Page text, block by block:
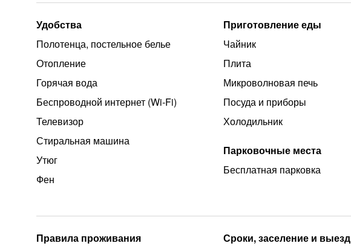
Удобства
Полотенца, постельное белье
Отопление
Горячая вода
Беспроводной интернет (Wi‑Fi)
Телевизор
Стиральная машина
Утюг
Фен
Приготовление еды
Чайник
Плита
Микроволновая печь
Посуда и приборы
Холодильник
Парковочные места
Бесплатная парковка
Правила проживания
Сроки, заселение и выезд